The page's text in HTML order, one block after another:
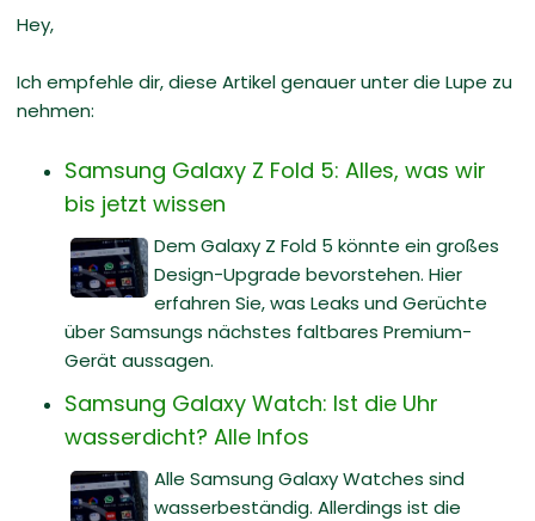
Hey,
Ich empfehle dir, diese Artikel genauer unter die Lupe zu
nehmen:
Samsung Galaxy Z Fold 5: Alles, was wir
bis jetzt wissen
Dem Galaxy Z Fold 5 könnte ein großes
Design-Upgrade bevorstehen. Hier
erfahren Sie, was Leaks und Gerüchte
über Samsungs nächstes faltbares Premium-
Gerät aussagen.
Samsung Galaxy Watch: Ist die Uhr
wasserdicht? Alle Infos
Alle Samsung Galaxy Watches sind
wasserbeständig. Allerdings ist die